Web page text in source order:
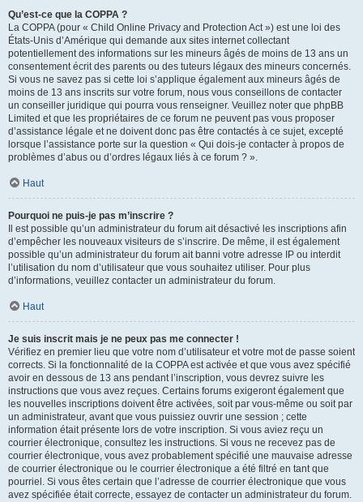
Qu’est-ce que la COPPA ?
La COPPA (pour « Child Online Privacy and Protection Act ») est une loi des
États-Unis d’Amérique qui demande aux sites internet collectant
potentiellement des informations sur les mineurs âgés de moins de 13 ans un
consentement écrit des parents ou des tuteurs légaux des mineurs concernés.
Si vous ne savez pas si cette loi s’applique également aux mineurs âgés de
moins de 13 ans inscrits sur votre forum, nous vous conseillons de contacter
un conseiller juridique qui pourra vous renseigner. Veuillez noter que phpBB
Limited et que les propriétaires de ce forum ne peuvent pas vous proposer
d’assistance légale et ne doivent donc pas être contactés à ce sujet, excepté
lorsque l’assistance porte sur la question « Qui dois-je contacter à propos de
problèmes d’abus ou d’ordres légaux liés à ce forum ? ».
Haut
Pourquoi ne puis-je pas m’inscrire ?
Il est possible qu’un administrateur du forum ait désactivé les inscriptions afin
d’empêcher les nouveaux visiteurs de s’inscrire. De même, il est également
possible qu’un administrateur du forum ait banni votre adresse IP ou interdit
l’utilisation du nom d’utilisateur que vous souhaitez utiliser. Pour plus
d’informations, veuillez contacter un administrateur du forum.
Haut
Je suis inscrit mais je ne peux pas me connecter !
Vérifiez en premier lieu que votre nom d’utilisateur et votre mot de passe soient
corrects. Si la fonctionnalité de la COPPA est activée et que vous avez spécifié
avoir en dessous de 13 ans pendant l’inscription, vous devrez suivre les
instructions que vous avez reçues. Certains forums exigeront également que
les nouvelles inscriptions doivent être activées, soit par vous-même ou soit par
un administrateur, avant que vous puissiez ouvrir une session ; cette
information était présente lors de votre inscription. Si vous aviez reçu un
courrier électronique, consultez les instructions. Si vous ne recevez pas de
courrier électronique, vous avez probablement spécifié une mauvaise adresse
de courrier électronique ou le courrier électronique a été filtré en tant que
pourriel. Si vous êtes certain que l’adresse de courrier électronique que vous
avez spécifiée était correcte, essayez de contacter un administrateur du forum.